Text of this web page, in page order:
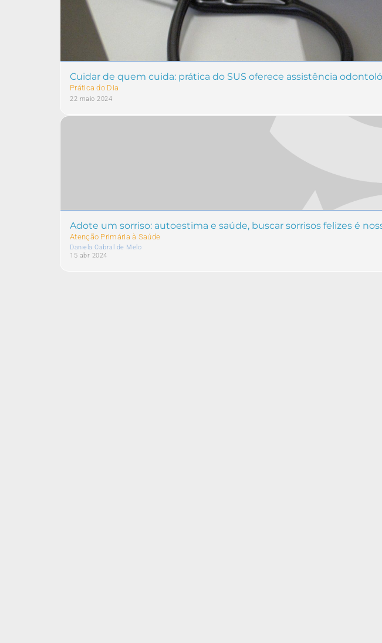
Cuidar de quem cuida: prática do SUS oferece assistência
Prática do Dia
22 maio 2024
Adote um sorriso: autoestima e saúde, buscar sorrisos felizes é
Atenção Primária à Saúde
Daniela Cabral de Melo
15 abr 2024